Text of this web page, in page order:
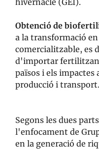
hivernacle (GEI).
Obtenció de
a la transformació
comercialitzable, es
d'importar
països i els impactes
producció i transport.
Segons les dues
l'enfocament de
en la generació de